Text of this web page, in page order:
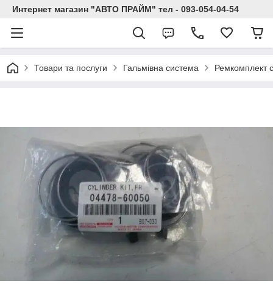
Интернет магазин "АВТО ПРАЙМ" тел - 093-054-04-54
Товари та послуги Гальмівна система Ремкомплект